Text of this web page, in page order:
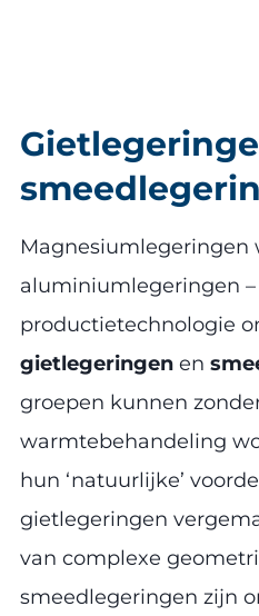
Magnesiumlegeringen
aluminiumlegeringen –
productietechnologie
gietlegeringen en
groepen kunnen
warmtebehandeling
hun ‘natuurlijke’
gietlegeringen
van complexe
smeedlegeringen zijn